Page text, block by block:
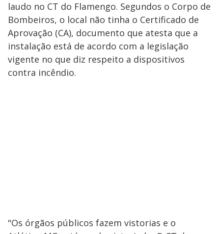
laudo no CT do Flamengo. Segundos o Corpo de
Bombeiros, o local não tinha o Certificado de
Aprovação (CA), documento que atesta que a
instalação está de acordo com a legislação
vigente no que diz respeito a dispositivos
contra incêndio.
"Os órgãos públicos fazem vistorias e o